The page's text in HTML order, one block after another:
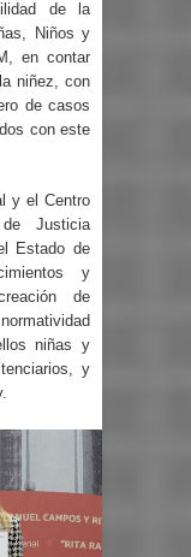
de la
Niños y
en contar
niñez, con
de casos
con este
y el Centro
Justicia
Estado de
y
de
niñas y
y